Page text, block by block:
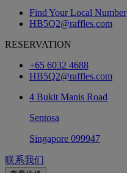
Find Your Local Number
HB5Q2@raffles.com
RESERVATION
+65 6032 4688
HB5Q2@raffles.com
4 Bukit Manis Road
Sentosa
Singapore 099947
联系我们